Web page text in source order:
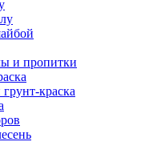
и пропитки
краска